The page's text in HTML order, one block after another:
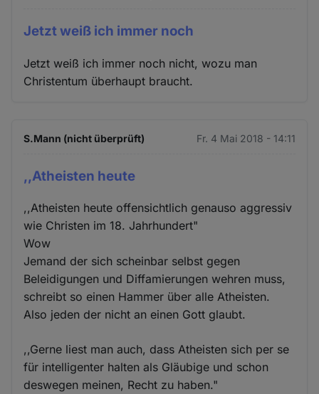
Jetzt weiß ich immer noch
Jetzt weiß ich immer noch nicht, wozu man
Christentum überhaupt braucht.
S.Mann (nicht überprüft) Fr. 4 Mai 2018 - 14:11
,,Atheisten heute
,,Atheisten heute offensichtlich genauso aggressiv
wie Christen im 18. Jahrhundert"
Wow
Jemand der sich scheinbar selbst gegen
Beleidigungen und Diffamierungen wehren muss,
schreibt so einen Hammer über alle Atheisten.
Also jeden der nicht an einen Gott glaubt.
,,Gerne liest man auch, dass Atheisten sich per se
für intelligenter halten als Gläubige und schon
deswegen meinen, Recht zu haben."